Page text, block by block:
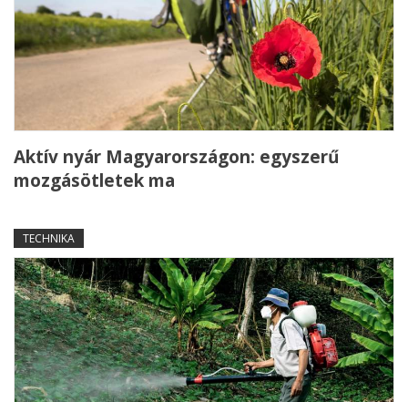
Aktív nyár Magyarországon: egyszerű
mozgásötletek ma
TECHNIKA